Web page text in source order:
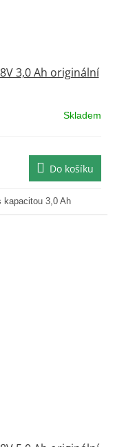
3,0 Ah originální
Skladem
Do košíku
kapacitou 3,0 Ah